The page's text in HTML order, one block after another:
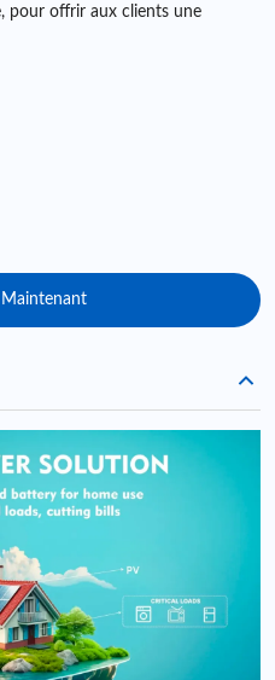
pour offrir aux clients une